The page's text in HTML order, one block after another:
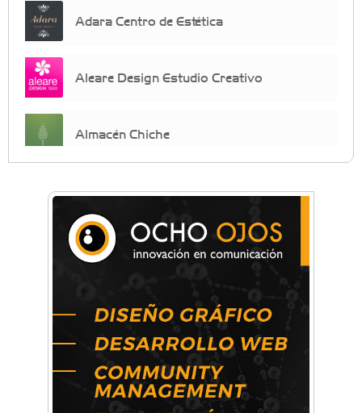
Adara Centro de Estética
Aleare Design Estudio Creativo
Almacén Chiche
crecimiento personal
Arq. Horacio Alejandro Sánchez
Artística ApasionArte